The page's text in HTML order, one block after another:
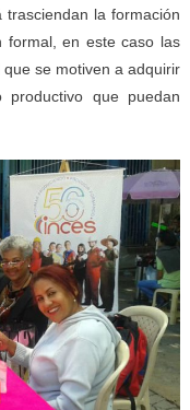
la formación
formal, en este caso las
se motiven a adquirir
productivo que puedan